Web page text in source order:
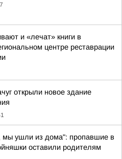
и «лечат» книги в
центре реставрации
открыли новое здание
мы ушли из дома": пропавшие в
оставили родителям